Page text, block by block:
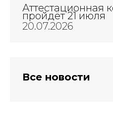
Аттестационная
пройдёт 21 июля
20.07.2026
Все новости